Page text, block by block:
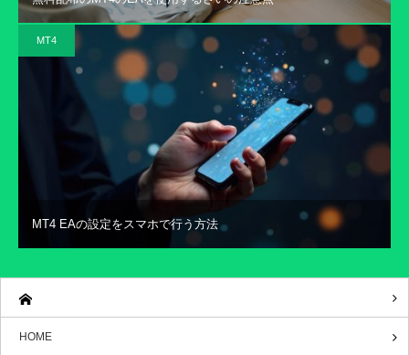
MT4
MT4 EAの設定をスマホで行う方法
HOME